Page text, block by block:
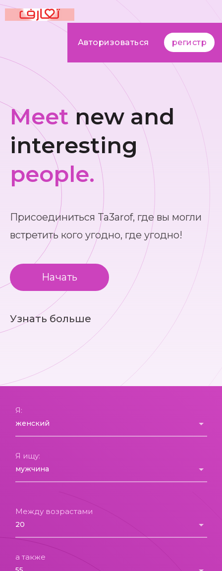
Авторизоваться регистр
Meet new and
interesting
people.
Присоединиться Ta3arof, где вы могли
встретить кого угодно, где угодно!
Начать
Узнать больше
Я:
Я ищу:
Между возрастами
а также